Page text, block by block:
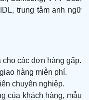
trung tâm anh ngữ
cho các đơn hàng gấp.
hàng miễn phí.
chuyên nghiệp.
của khách hàng, mẫu